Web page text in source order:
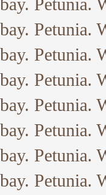
Petunia.
Petunia.
Petunia.
Petunia.
Petunia.
Petunia.
Petunia.
Petunia.